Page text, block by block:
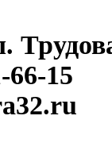
66-15